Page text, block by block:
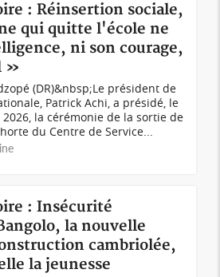
: Réinsertion sociale,
qui quitte l'école ne
ni son courage,
»
(DR)&nbsp;Le président de
Patrick Achi, a présidé, le
la cérémonie de la sortie de
du Centre de Service...
: Insécurité
la nouvelle
cambriolée,
la jeunesse